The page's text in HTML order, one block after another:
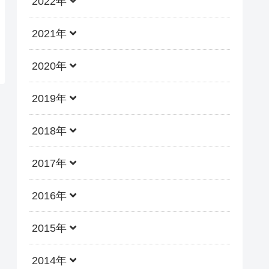
2021年
2020年
2019年
2018年
2017年
2016年
2015年
2014年